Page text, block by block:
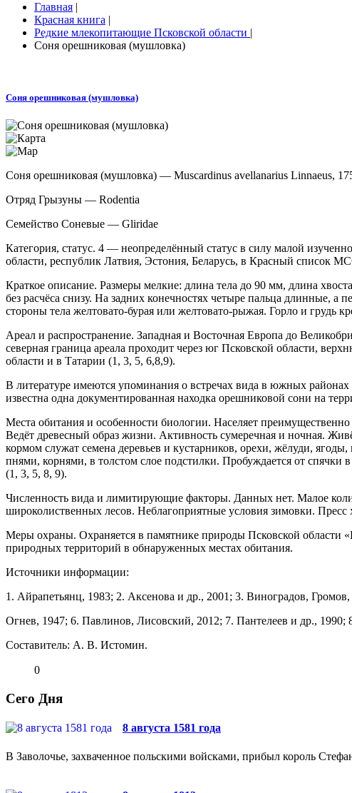
Главная |
Красная книга |
Редкие млекопитающие Псковской области |
Соня орешниковая (мушловка)
Соня орешниковая (мушловка)
Соня орешниковая (мушловка) — Muscardinus avellanarius Linnaeus,
Отряд Грызуны — Rodentia
Семейство Соневые — Gliridae
Категория, статус. 4 — неопределённый ста­тус в силу малой
области, республик Латвия, Эстония, Беларусь, в Красный список
Краткое описание. Размеры мелкие: длина тела до 90 мм, длина
без расчёса снизу. На задних конечностях четыре пальца длинные,
стороны тела жел­товато-бурая или желтовато-рыжая. Горло и грудь
Ареал и распространение. Западная и Восточ­ная Европа до
северная граница ареала проходит че­рез юг Псковской области,
области и в Татарии (1, 3, 5, 6,8,9).
В литературе имеются упоминания о встречах вида в южных
известна одна документированная находка орешниковой сони на
Места обитания и особенности биологии. На­селяет
Ведёт древесный образ жизни. Активность сумеречная и ночная.
кормом служат се­мена деревьев и кустарников, орехи, жёлуди,
пнями, корнями, в толстом слое подстилки. Пробуждается от
(1, 3, 5, 8, 9).
Численность вида и лимитирующие фак­торы. Данных нет. Малое
широколиственных лесов. Небла­гоприятные условия зимовки.
Меры охраны. Охраняется в памятнике при­роды Псковской области
природных территорий в обнаруженных местах обитания.
Источники информации:
1. Айрапетьянц, 1983; 2. Аксенова и др., 2001; 3. Ви­ноградов,
Огнев, 1947; 6. Павлинов, Лисовский, 2012; 7. Панте­леев и др.,
Составитель: А. В. Истомин.
0
Сего Дня
8 августа 1581 года
В Заволочье, захваченное польскими войсками, прибыл король